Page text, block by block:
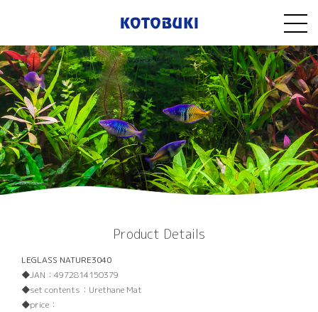
Product Details
LEGLASS NATURE3040
JAN： 4972814150379
set contents： Urethane Mat
price：